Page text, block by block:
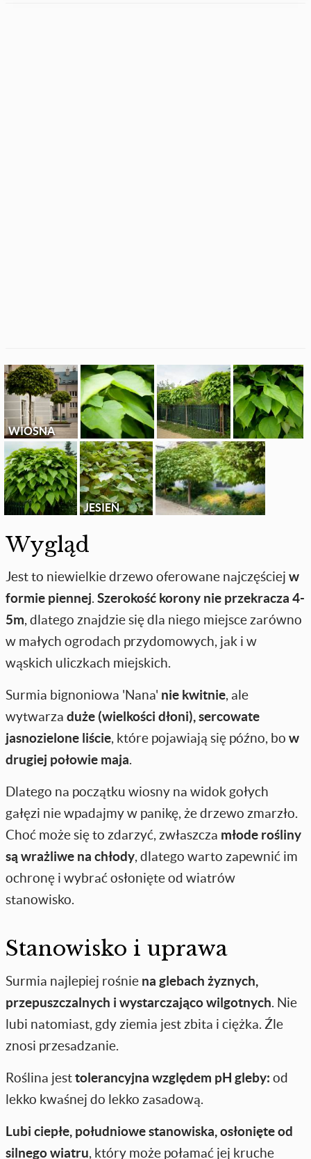
WIOSNA
JESIEŃ
Wygląd
Jest to niewielkie drzewo oferowane najczęściej w
formie piennej. Szerokość korony nie przekracza 4-
5m, dlatego znajdzie się dla niego miejsce zarówno
w małych ogrodach przydomowych, jak i w
wąskich uliczkach miejskich.
Surmia bignoniowa 'Nana' nie kwitnie, ale
wytwarza duże (wielkości dłoni), sercowate
jasnozielone liście, które pojawiają się późno, bo w
drugiej połowie maja.
Dlatego na początku wiosny na widok gołych
gałęzi nie wpadajmy w panikę, że drzewo zmarzło.
Choć może się to zdarzyć, zwłaszcza młode rośliny
są wrażliwe na chłody, dlatego warto zapewnić im
ochronę i wybrać osłonięte od wiatrów
stanowisko.
Stanowisko i uprawa
Surmia najlepiej rośnie na glebach żyznych,
przepuszczalnych i wystarczająco wilgotnych. Nie
lubi natomiast, gdy ziemia jest zbita i ciężka. Źle
znosi przesadzanie.
Roślina jesttolerancyjna względem pH gleby: od
lekko kwaśnej do lekko zasadową.
Lubi ciepłe, południowe stanowiska, osłonięte od
silnego wiatru, który może połamać jej kruche